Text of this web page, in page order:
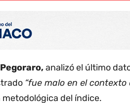
analizó el último
“fue malo en el contexto
del índice.